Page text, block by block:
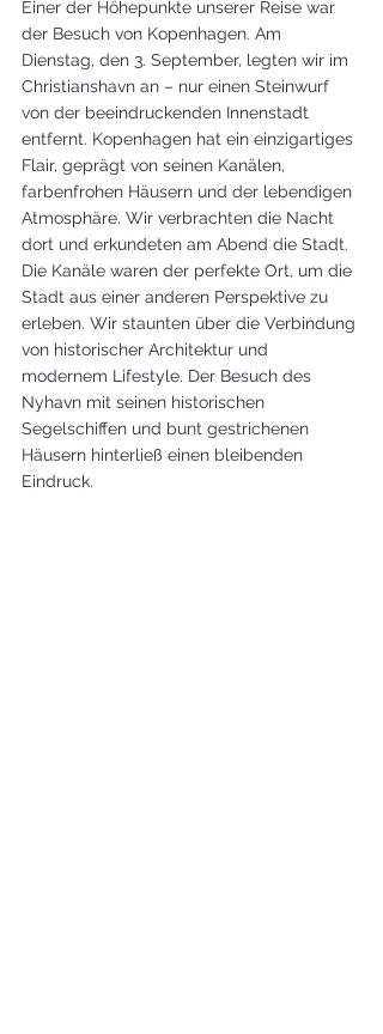
Einer der Höhepunkte unserer Reise war
der Besuch von Kopenhagen. Am
Dienstag, den 3. September, legten wir im
Christianshavn an – nur einen Steinwurf
von der beeindruckenden Innenstadt
entfernt. Kopenhagen hat ein einzigartiges
Flair, geprägt von seinen Kanälen,
farbenfrohen Häusern und der lebendigen
Atmosphäre. Wir verbrachten die Nacht
dort und erkundeten am Abend die Stadt.
Die Kanäle waren der perfekte Ort, um die
Stadt aus einer anderen Perspektive zu
erleben. Wir staunten über die Verbindung
von historischer Architektur und
modernem Lifestyle. Der Besuch des
Nyhavn mit seinen historischen
Segelschiffen und bunt gestrichenen
Häusern hinterließ einen bleibenden
Eindruck.